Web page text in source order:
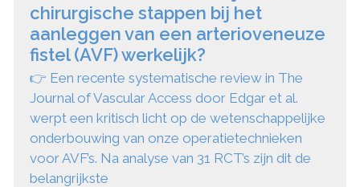
chirurgische stappen bij het
aanleggen van een arterioveneuze
fistel (AVF) werkelijk?
👉 Een recente systematische review in The
Journal of Vascular Access door Edgar et al.
werpt een kritisch licht op de wetenschappelijke
onderbouwing van onze operatietechnieken
voor AVF’s. Na analyse van 31 RCT’s zijn dit de
belangrijkste